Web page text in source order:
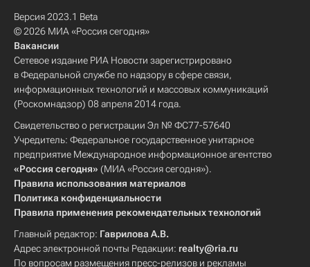
Версия 2023.1 Beta
© 2026 МИА «Россия сегодня»
Вакансии
Сетевое издание РИА Новости зарегистрировано
в Федеральной службе по надзору в сфере связи,
информационных технологий и массовых коммуникаций
(Роскомнадзор) 08 апреля 2014 года.
Свидетельство о регистрации Эл № ФС77-57640
Учредитель: Федеральное государственное унитарное
предприятие Международное информационное агентство
«Россия сегодня» (МИА «Россия сегодня»).
Правила использования материалов
Политика конфиденциальности
Правила применения рекомендательных технологий
Главный редактор: Гаврилова А.В.
Адрес электронной почты Редакции: realty@ria.ru
По вопросам размещения пресс-релизов и рекламы